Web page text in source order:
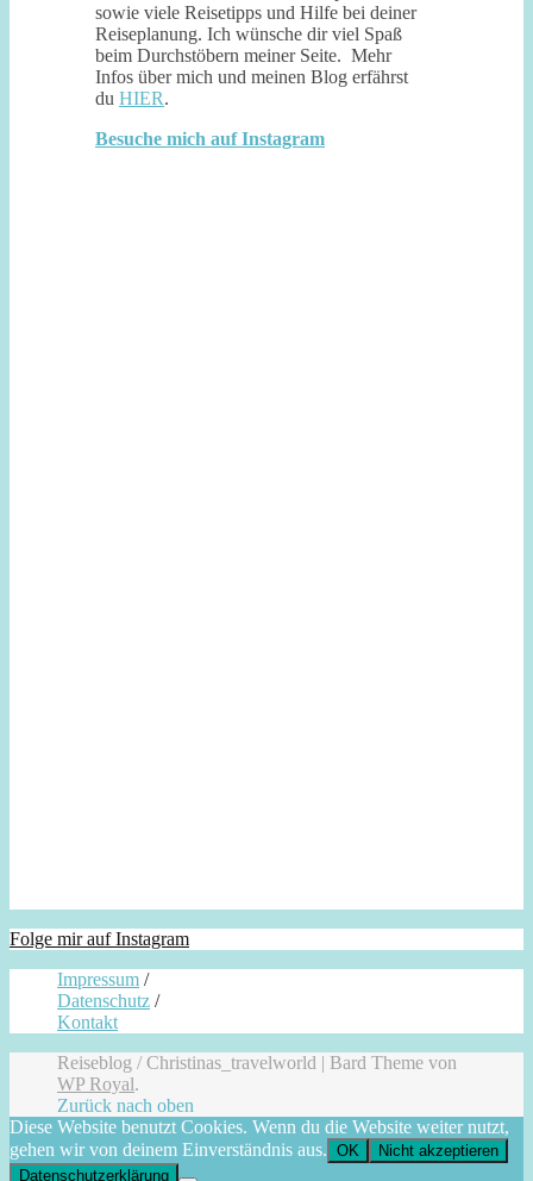
sowie viele Reisetipps und Hilfe bei deiner
Reiseplanung. Ich wünsche dir viel Spaß
beim Durchstöbern meiner Seite. Mehr
Infos über mich und meinen Blog erfährst
du HIER.
Besuche mich auf Instagram
Folge mir auf Instagram
Impressum /
Datenschutz /
Kontakt
Reiseblog / Christinas_travelworld | Bard Theme von
WP Royal.
Zurück nach oben
Diese Website benutzt Cookies. Wenn du die Website weiter nutzt,
gehen wir von deinem Einverständnis aus. OK
Nicht akzeptieren
Datenschutzerklärung